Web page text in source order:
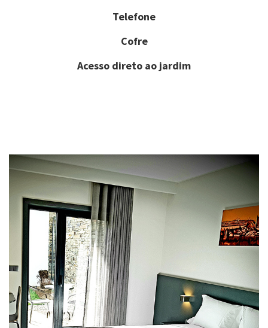
Telefone
Cofre
Acesso direto ao jardim